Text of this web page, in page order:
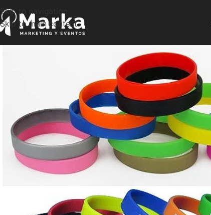
Skip to navigation
Skip to main content